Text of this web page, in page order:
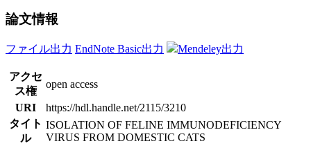
論文情報
ファイル出力 EndNote Basic出力 Mendeley出力
アクセ
ス権
open access
URI
https://hdl.handle.net/2115/3210
タイト
ル
ISOLATION OF FELINE IMMUNODEFICIENCY
VIRUS FROM DOMESTIC CATS